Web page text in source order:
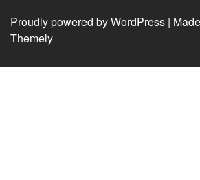
Proudly powered by WordPress |
Themely